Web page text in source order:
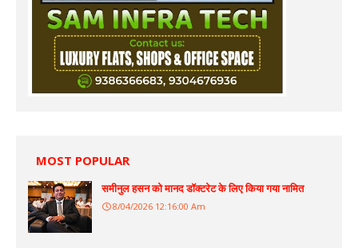
MOST POPULAR
समीनुल हसन को मानद डॉक्टरेट के लिए किया गया नामित
8/04/2026 12:16:00 Am